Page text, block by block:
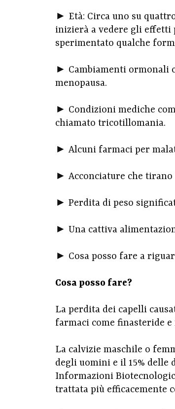
► Età: Circa uno su
inizierà a vedere gli effetti
sperimentato qualche
► Cambiamenti ormonali
menopausa.
► Condizioni mediche
chiamato tricotillomania.
► Alcuni farmaci per
► Acconciature che tirano
► Perdita di peso
► Una cattiva
► Cosa posso fare a
Cosa posso fare?
La perdita dei capelli
farmaci come finasteride
La calvizie maschile o
degli uomini e il 15% delle
Informazioni
trattata più efficacemente